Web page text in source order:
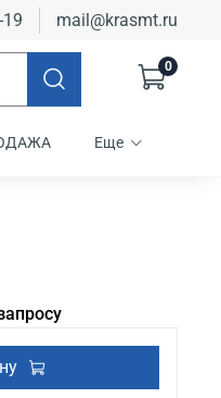
mail@krasmt.ru
0
Еще